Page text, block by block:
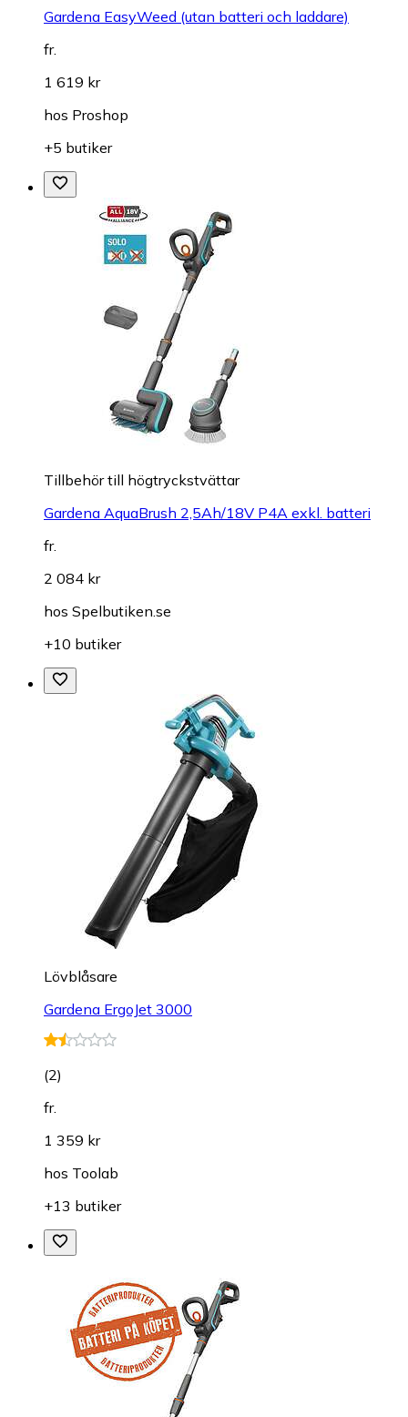
Gardena EasyWeed (utan batteri och laddare)
fr.
1 619 kr
hos Proshop
+5 butiker
Tillbehör till högtryckstvättar
Gardena AquaBrush 2,5Ah/18V P4A exkl. batteri
fr.
2 084 kr
hos Spelbutiken.se
+10 butiker
Lövblåsare
Gardena ErgoJet 3000
(2)
fr.
1 359 kr
hos Toolab
+13 butiker